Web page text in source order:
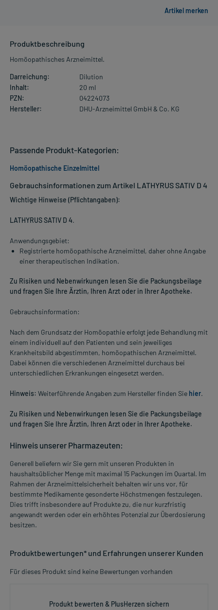
Produktbeschreibung
Homöopathisches Arzneimittel.
Darreichung:
Dilution
Inhalt:
20 ml
PZN:
04224073
Hersteller:
DHU-Arzneimittel GmbH & Co. KG
Gebrauchsinformationen zum Artikel LATHYRUS SATIV D 4
Wichtige Hinweise (Pflichtangaben):
LATHYRUS SATIV D 4.
Anwendungsgebiet:
Registrierte homöopathische Arzneimittel, daher ohne Angabe
einer therapeutischen Indikation.
Zu Risiken und Nebenwirkungen lesen Sie die Packungsbeilage
und fragen Sie Ihre Ärztin, Ihren Arzt oder in Ihrer Apotheke.
Gebrauchsinformation:
Nach dem Grundsatz der Homöopathie erfolgt jede Behandlung mit
einem individuell auf den Patienten und sein jeweiliges
Krankheitsbild abgestimmten, homöopathischen Arzneimittel.
Dabei können die verschiedenen Arzneimittel durchaus bei
unterschiedlichen Erkrankungen eingesetzt werden.
Hinweis: Weiterführende Angaben zum Hersteller finden Sie hier.
Zu Risiken und Nebenwirkungen lesen Sie die Packungsbeilage
und fragen Sie Ihre Ärztin, Ihren Arzt oder in Ihrer Apotheke.
Hinweis unserer Pharmazeuten:
Generell beliefern wir Sie gern mit unseren Produkten in
haushaltsüblicher Menge mit maximal 15 Packungen im Quartal. Im
Rahmen der Arzneimittelsicherheit behalten wir uns vor, für
bestimmte Medikamente gesonderte Höchstmengen festzulegen.
Dies trifft insbesondere auf Produkte zu, die nur kurzfristig
angewandt werden oder ein erhöhtes Potenzial zur Überdosierung
besitzen.
Produktbewertungen* und Erfahrungen unserer Kunden
Für dieses Produkt sind keine Bewertungen vorhanden
Produkt bewerten & PlusHerzen sichern
Passende Produkt-Kategorien:
Homöopathische Einzelmittel